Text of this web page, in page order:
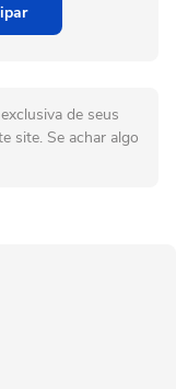
de seus
site. Se achar algo